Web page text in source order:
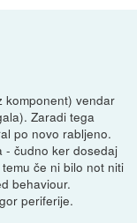
komponent) vendar
Zaradi tega
po novo rabljeno.
- čudno ker dosedaj
če ni bilo not niti
behaviour.
periferije.